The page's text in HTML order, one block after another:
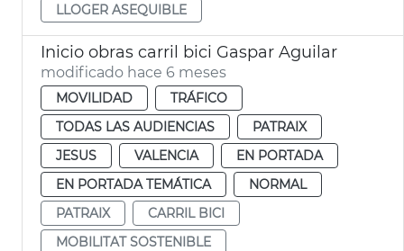
LLOGER ASEQUIBLE
Inicio obras carril bici Gaspar Aguilar
modificado hace 6 meses
MOVILIDAD
TRÁFICO
TODAS LAS AUDIENCIAS
PATRAIX
JESUS
VALENCIA
EN PORTADA
EN PORTADA TEMÁTICA
NORMAL
PATRAIX
CARRIL BICI
MOBILITAT SOSTENIBLE